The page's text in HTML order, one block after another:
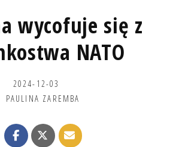
wycofuje się z
NATO
2024-12-03
PAULINA ZAREMBA